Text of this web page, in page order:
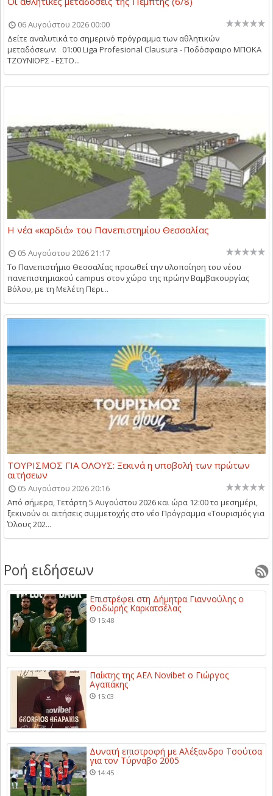
06 Αυγούστου 2026 00:00
Δείτε αναλυτικά το σημερινό πρόγραμμα των αθλητικών
μεταδόσεων: 01:00 Liga Profesional Clausura - Ποδόσφαιρο ΜΠΟΚΑ
ΤΖΟΥΝΙΟΡΣ - ΕΣΤΟ...
Η νέα «καρδιά» του Πανεπιστημίου Θεσσαλίας
05 Αυγούστου 2026 21:17
Το Πανεπιστήμιο Θεσσαλίας προωθεί την υλοποίηση του νέου
πανεπιστημιακού campus στον χώρο της πρώην Βαμβακουργίας
Βόλου, με τη Μελέτη Περι...
ΤΟΥΡΙΣΜΟΣ ΓΙΑ ΟΛΟΥΣ: Ξεκινά η υποβολή των πρώτων
αιτήσεων
05 Αυγούστου 2026 20:16
Από σήμερα, Τετάρτη 5 Αυγούστου 2026 και ώρα 12:00 το μεσημέρι,
ξεκινούν οι αιτήσεις συμμετοχής στο νέο Πρόγραμμα «Τουρισμός για
Όλους 202...
Ροή ειδήσεων
Επιστρέφει στη Δήμητρα Γιαννούλης ο
Θοδωρής Καρκατσέλας
15:48
Παίκτης της ΑΕΛ Novibet ο Γιώργος
Αγαπάκης
15:03
Δυνατή επιστροφή με Αλέξανδρο Τσούτσα
για τον Τύρναβο 2005
14:45